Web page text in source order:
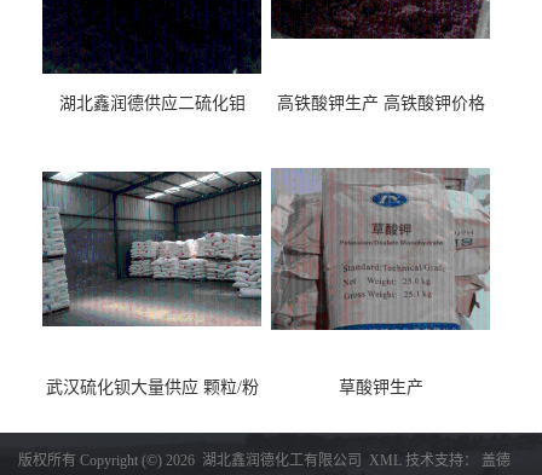
湖北鑫润德供应二硫化钼 高铁酸钾生产 高铁酸钾价格
武汉硫化钡大量供应 颗粒/粉
草酸钾生产
版权所有 Copyright (©) 2026 湖北鑫润德化工有限公司 XML 技术支持： 盖德